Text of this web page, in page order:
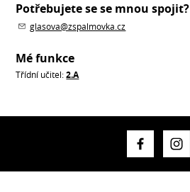
Potřebujete se se mnou spojit?
glasova@zspalmovka.cz
Mé funkce
Třídní učitel:2.A